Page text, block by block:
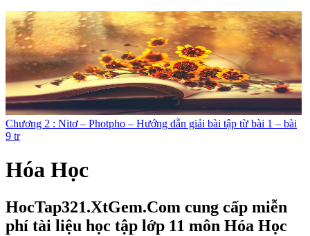
Chương 2 : Nitơ – Photpho – Hướng dẫn giải bài tập từ bài 1 – bài
9 tr
Hóa Học
HocTap321.XtGem.Com cung cấp miễn
phí tài liệu học tập lớp 11 môn Hóa Học